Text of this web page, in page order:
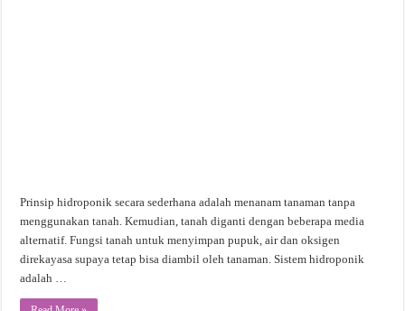
Prinsip hidroponik secara sederhana adalah menanam tanaman tanpa
menggunakan tanah. Kemudian, tanah diganti dengan beberapa media
alternatif. Fungsi tanah untuk menyimpan pupuk, air dan oksigen
direkayasa supaya tetap bisa diambil oleh tanaman. Sistem hidroponik
adalah …